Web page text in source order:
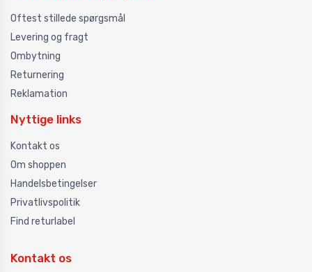
Oftest stillede spørgsmål
Levering og fragt
Ombytning
Returnering
Reklamation
Nyttige links
Kontakt os
Om shoppen
Handelsbetingelser
Privatlivspolitik
Find returlabel
Kontakt os